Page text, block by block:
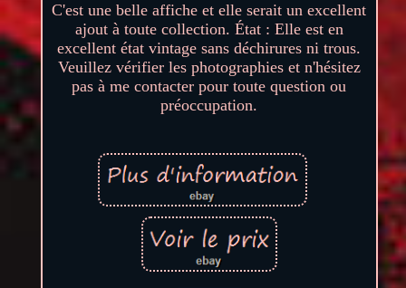
C'est une belle affiche et elle serait un excellent
ajout à toute collection. État : Elle est en
excellent état vintage sans déchirures ni trous.
Veuillez vérifier les photographies et n'hésitez
pas à me contacter pour toute question ou
préoccupation.